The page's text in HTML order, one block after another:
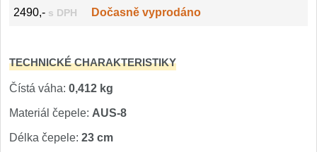
Sekáčky a speciální nože
Japonské nože 57
Kuchyňské příslušenství
2
Zavírací nože
2490,- s DPH Dočasně vyprodáno
TECHNICKÉ CHARAKTERISTIKY
Čístá váha: 0,412 kg
Materiál čepele: AUS-8
Délka čepele: 23 cm